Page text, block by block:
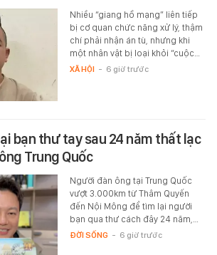
Nhiều “giang hồ mạng” liên tiếp
bị cơ quan chức năng xử lý, thậm
chí phải nhận án tù, nhưng khi
một nhân vật bị loại khỏi “cuộc…
XÃ HỘI - 6 giờ trước
bạn thư tay sau 24 năm thất lạc
Trung Quốc
Người đàn ông tại Trung Quốc
vượt 3.000km từ Thâm Quyến
đến Nội Mông để tìm lại người
bạn qua thư cách đây 24 năm,…
ĐỜI SỐNG - 6 giờ trước